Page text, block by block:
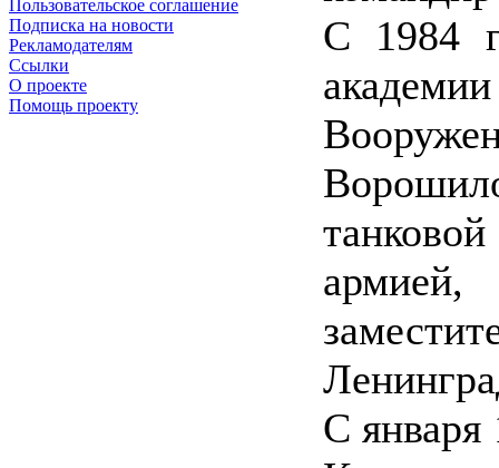
Пользовательское соглашение
Подписка на новости
Рекламодателям
Ссылки
О проекте
Помощь проекту
С 1984
С января